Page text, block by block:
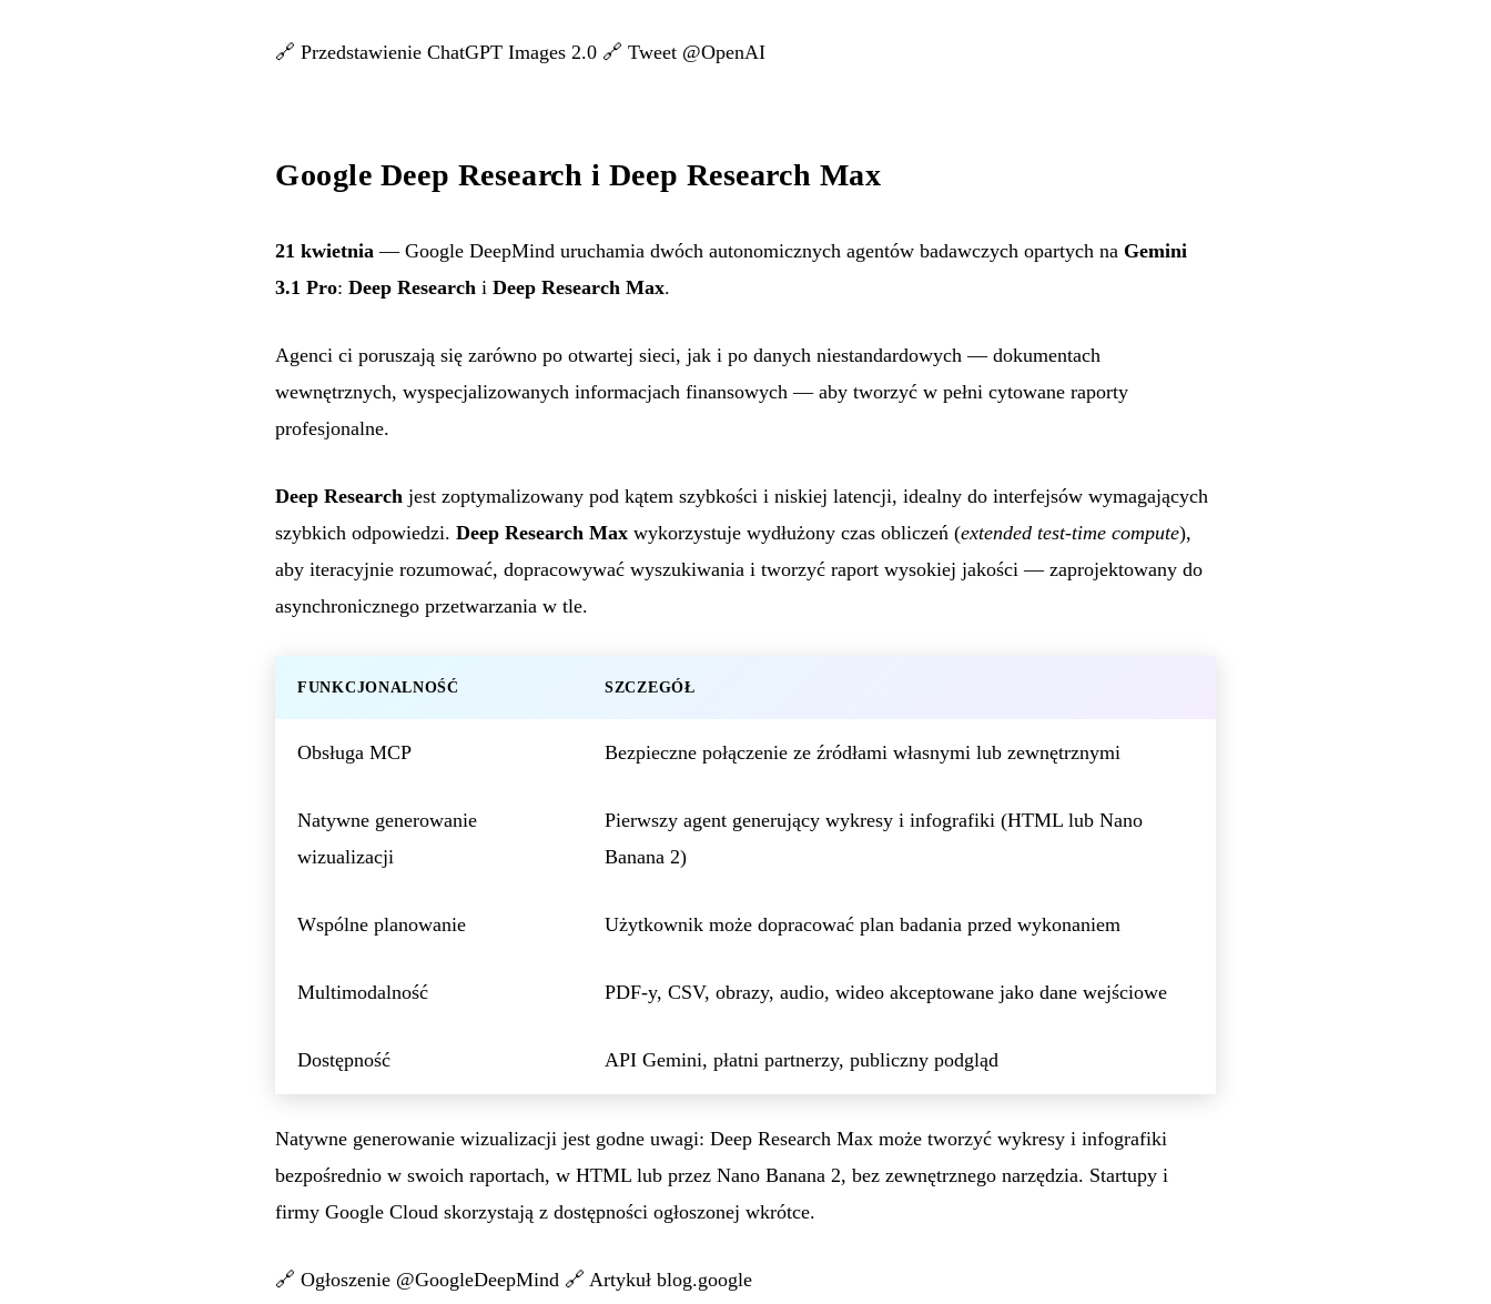
🔗 Przedstawienie ChatGPT Images 2.0 🔗 Tweet @OpenAI
Google Deep Research i Deep Research Max
21 kwietnia — Google DeepMind uruchamia dwóch autonomicznych agentów badawczych opartych na Gemini
3.1 Pro: Deep Research i Deep Research Max.
Agenci ci poruszają się zarówno po otwartej sieci, jak i po danych niestandardowych — dokumentach
wewnętrznych, wyspecjalizowanych informacjach finansowych — aby tworzyć w pełni cytowane raporty
profesjonalne.
Deep Research jest zoptymalizowany pod kątem szybkości i niskiej latencji, idealny do interfejsów wymagających
szybkich odpowiedzi. Deep Research Max wykorzystuje wydłużony czas obliczeń (extended test-time compute),
aby iteracyjnie rozumować, dopracowywać wyszukiwania i tworzyć raport wysokiej jakości — zaprojektowany do
asynchronicznego przetwarzania w tle.
FUNKCJONALNOŚĆ SZCZEGÓŁ
Obsługa MCP Bezpieczne połączenie ze źródłami własnymi lub zewnętrznymi
Natywne generowanie
wizualizacji
Pierwszy agent generujący wykresy i infografiki (HTML lub Nano
Banana 2)
Wspólne planowanie Użytkownik może dopracować plan badania przed wykonaniem
Multimodalność PDF-y, CSV, obrazy, audio, wideo akceptowane jako dane wejściowe
Dostępność API Gemini, płatni partnerzy, publiczny podgląd
Natywne generowanie wizualizacji jest godne uwagi: Deep Research Max może tworzyć wykresy i infografiki
bezpośrednio w swoich raportach, w HTML lub przez Nano Banana 2, bez zewnętrznego narzędzia. Startupy i
firmy Google Cloud skorzystają z dostępności ogłoszonej wkrótce.
🔗 Ogłoszenie @GoogleDeepMind 🔗 Artykuł blog.google